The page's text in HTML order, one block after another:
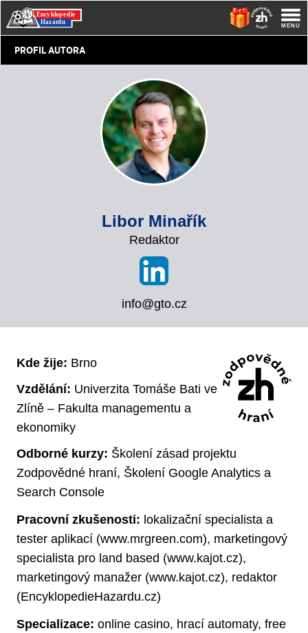
PROFIL AUTORA
Libor Minařík
Redaktor
info@gto.cz
Kde žije: Brno
Vzdělání: Univerzita Tomáše Bati ve
Zlíně – Fakulta managementu a
ekonomiky
Odborné kurzy: Školení zásad projektu
Zodpovědné hraní, Školení Google Analytics a
Search Console
Pracovní zkušenosti: lokalizační specialista a
tester aplikací (www.mrgreen.com), marketingový
specialista pro land based (www.kajot.cz),
marketingový manažer (www.kajot.cz), redaktor
(EncyklopedieHazardu.cz)
Specializace: online casino, hrací automaty, free